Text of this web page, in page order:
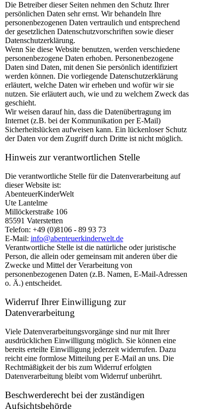
Die Betreiber dieser Seiten nehmen den Schutz Ihrer
persönlichen Daten sehr ernst. Wir behandeln Ihre
personenbezogenen Daten vertraulich und entsprechend
der gesetzlichen Datenschutzvorschriften sowie dieser
Datenschutzerklärung.
Wenn Sie diese Website benutzen, werden verschiedene
personenbezogene Daten erhoben. Personenbezogene
Daten sind Daten, mit denen Sie persönlich identifiziert
werden können. Die vorliegende Datenschutzerklärung
erläutert, welche Daten wir erheben und wofür wir sie
nutzen. Sie erläutert auch, wie und zu welchem Zweck das
geschieht.
Wir weisen darauf hin, dass die Datenübertragung im
Internet (z.B. bei der Kommunikation per E-Mail)
Sicherheitslücken aufweisen kann. Ein lückenloser Schutz
der Daten vor dem Zugriff durch Dritte ist nicht möglich.
Hinweis zur verantwortlichen Stelle
Die verantwortliche Stelle für die Datenverarbeitung auf
dieser Website ist:
AbenteuerKinderWelt
Ute Lantelme
Millöckerstraße 106
85591 Vaterstetten
Telefon: +49 (0)8106 - 89 93 73
E-Mail: info@abenteuerkinderwelt.de
Verantwortliche Stelle ist die natürliche oder juristische
Person, die allein oder gemeinsam mit anderen über die
Zwecke und Mittel der Verarbeitung von
personenbezogenen Daten (z.B. Namen, E-Mail-Adressen
o. Ä.) entscheidet.
Widerruf Ihrer Einwilligung zur
Datenverarbeitung
Viele Datenverarbeitungsvorgänge sind nur mit Ihrer
ausdrücklichen Einwilligung möglich. Sie können eine
bereits erteilte Einwilligung jederzeit widerrufen. Dazu
reicht eine formlose Mitteilung per E-Mail an uns. Die
Rechtmäßigkeit der bis zum Widerruf erfolgten
Datenverarbeitung bleibt vom Widerruf unberührt.
Beschwerderecht bei der zuständigen
Aufsichtsbehörde